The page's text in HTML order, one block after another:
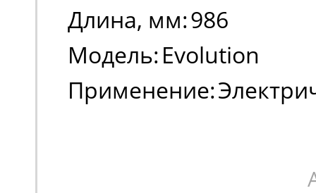
Длина, мм:986
Модель: Evolution
Применение: